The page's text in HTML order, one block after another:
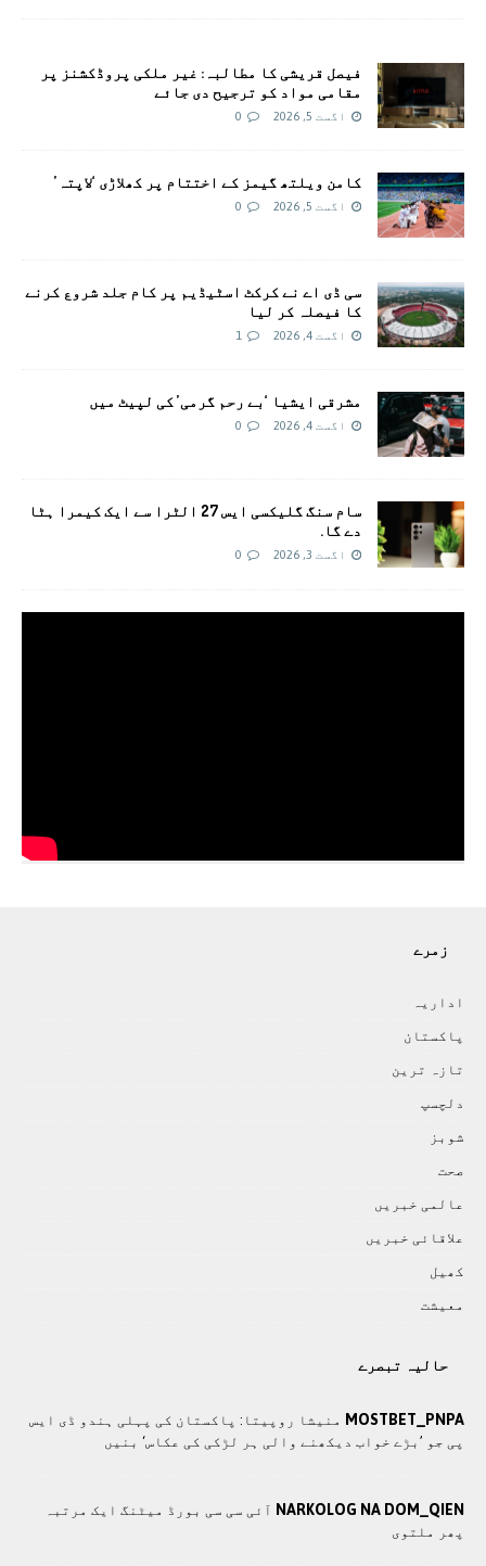
فیصل قریشی کا مطالبہ: غیر ملکی پروڈکشنز پر
مقامی مواد کو ترجیح دی جائے
اگست 5, 2026 0
کامن ویلتھ گیمز کے اختتام پر کھلاڑی ‘لاپتہ’
اگست 5, 2026 0
سی ڈی اے نے کرکٹ اسٹیڈیم پر کام جلد شروع کرنے
کا فیصلہ کر لیا
اگست 4, 2026 1
مشرقی ایشیا ‘بے رحم گرمی’ کی لپیٹ میں
اگست 4, 2026 0
سام سنگ گلیکسی ایس 27 الٹرا سے ایک کیمرا ہٹا
دے گا.
اگست 3, 2026 0
زمرے
اداريہ
پاکستان
تازہ ترين
دلچسپ
شوبز
صحت
عالمی خبريں
علاقائی خبريں
کھيل
معيشت
حالیہ تبصرے
MOSTBET_PNPA منیشا روپیتا: پاکستان کی پہلی ہندو ڈی ایس
پی جو ’بڑے خواب دیکھنے والی ہر لڑکی کی عکاس‘ بنیں
NARKOLOG NA DOM_QIEN آئی سی سی بورڈ میٹنگ ایک مرتبہ
پھر ملتوی